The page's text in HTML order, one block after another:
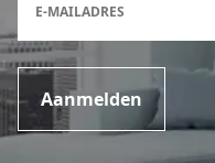
E-MAILADRES
Aanmelden